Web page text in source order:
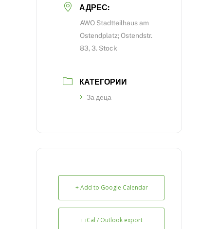
АДРЕС:
AWO Stadtteilhaus am
Ostendplatz; Ostendstr.
83, 3. Stock
КАТЕГОРИИ
За деца
+ Add to Google Calendar
+ iCal / Outlook export